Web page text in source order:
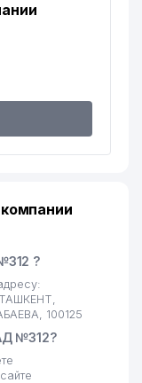
?
ТАШКЕНТ,
100125
№312?